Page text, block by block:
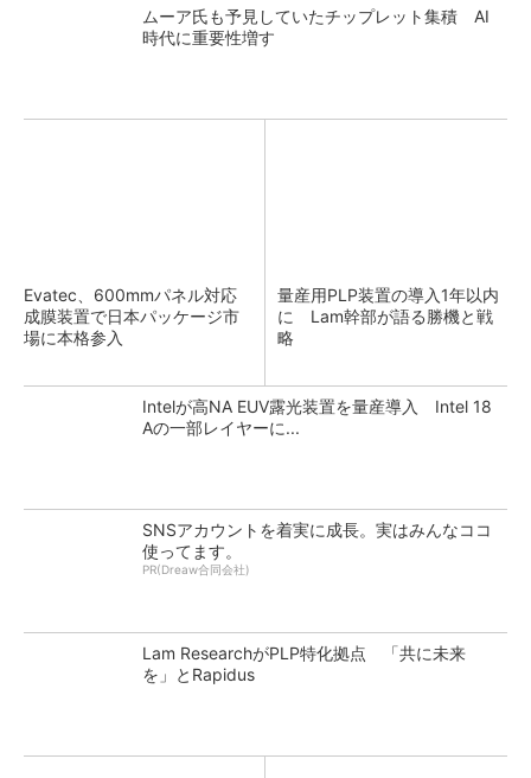
ムーア氏も予見していたチップレット集積 AI
時代に重要性増す
Evatec、600mmパネル対応
成膜装置で日本パッケージ市
場に本格参入
量産用PLP装置の導入1年以内
に Lam幹部が語る勝機と戦
略
Intelが高NA EUV露光装置を量産導入 Intel 18
Aの一部レイヤーに...
SNSアカウントを着実に成長。実はみんなココ
使ってます。
PR(Dreaw合同会社)
Lam ResearchがPLP特化拠点 「共に未来
を」とRapidus